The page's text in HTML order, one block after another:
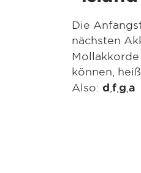
Die
nächsten
können,
Also: d fg a